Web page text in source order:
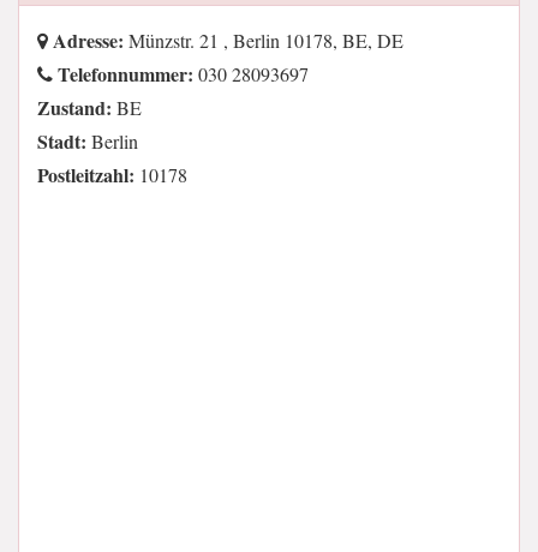
Adresse: Münzstr. 21 , Berlin 10178, BE, DE
Telefonnummer: 030 28093697
Zustand: BE
Stadt: Berlin
Postleitzahl: 10178